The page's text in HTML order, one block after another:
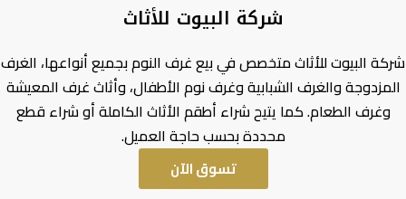
شركة البيوت للأثاث
شركة البيوت للأثاث متخصص في بيع غرف النوم بجميع أنواعها، الغرف
المزدوجة والغرف الشبابية وغرف نوم الأطفال، وأثاث غرف المعيشة
وغرف الطعام. كما يتيح شراء أطقم الأثاث الكاملة أو شراء قطع
محددة بحسب حاجة العميل.
تسوق الآن